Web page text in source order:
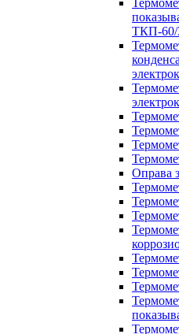
ТКП-
Оправа